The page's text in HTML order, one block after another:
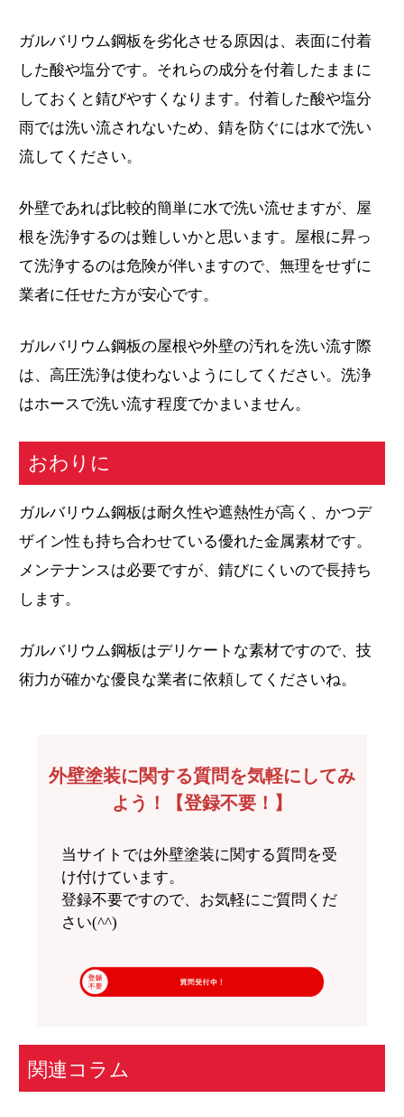
ガルバリウム鋼板を劣化させる原因は、表面に付着
した酸や塩分です。それらの成分を付着したままに
しておくと錆びやすくなります。付着した酸や塩分
雨では洗い流されないため、錆を防ぐには水で洗い
流してください。
外壁であれば比較的簡単に水で洗い流せますが、屋
根を洗浄するのは難しいかと思います。屋根に昇っ
て洗浄するのは危険が伴いますので、無理をせずに
業者に任せた方が安心です。
ガルバリウム鋼板の屋根や外壁の汚れを洗い流す際
は、高圧洗浄は使わないようにしてください。洗浄
はホースで洗い流す程度でかまいません。
おわりに
ガルバリウム鋼板は耐久性や遮熱性が高く、かつデ
ザイン性も持ち合わせている優れた金属素材です。
メンテナンスは必要ですが、錆びにくいので長持ち
します。
ガルバリウム鋼板はデリケートな素材ですので、技
術力が確かな優良な業者に依頼してくださいね。
外壁塗装に関する質問を気軽にしてみ
よう！【登録不要！】
当サイトでは外壁塗装に関する質問を受
け付けています。
登録不要ですので、お気軽にご質問くだ
さい(^^)
関連コラム